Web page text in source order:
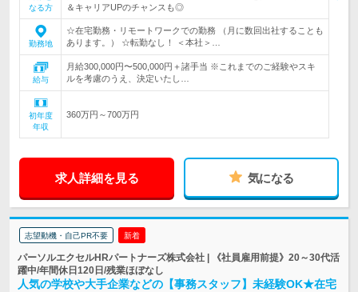
なる方
＆キャリアUPのチャンスも◎
勤務地
☆在宅勤務・リモートワークでの勤務 （月に数回出社することも
あります。） ☆転勤なし！ ＜本社＞…
給与
月給300,000円〜500,000円＋諸手当 ※これまでのご経験やスキ
ルを考慮のうえ、決定いたし…
初年度
年収
360万円～700万円
求人詳細を見る 気になる
志望動機・自己PR不要 新着
パーソルエクセルHRパートナーズ株式会社 | 《社員雇用前提》20～30代活
躍中/年間休日120日/残業ほぼなし
人気の学校や大手企業などの【事務スタッフ】未経験OK★在宅